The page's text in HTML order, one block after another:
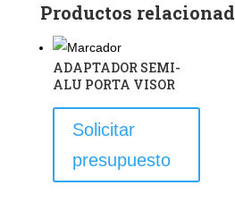
Productos
ADAPTADOR SEMI-
ALU PORTA VISOR
Solicitar
presupuesto